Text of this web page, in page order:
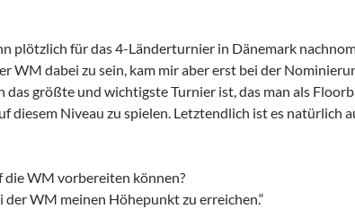
plötzlich für das 4-Länderturnier in Dänemark
WM dabei zu sein, kam mir aber erst bei der
das größte und wichtigste Turnier ist, das man als
diesem Niveau zu spielen. Letztendlich ist es natürlich
die WM vorbereiten können?
WM meinen Höhepunkt zu erreichen.“